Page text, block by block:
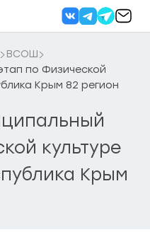
ВСОШ
по Физической
Крым 82 регион
культуре
Крым